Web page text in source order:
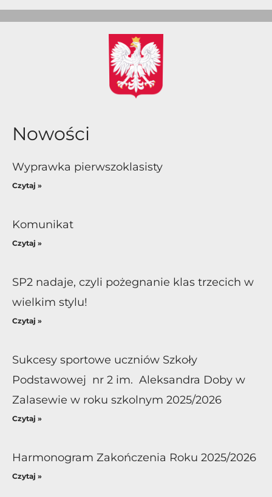
Nowości
Wyprawka pierwszoklasisty
Czytaj »
Komunikat
Czytaj »
SP2 nadaje, czyli pożegnanie klas trzecich w
wielkim stylu!
Czytaj »
Sukcesy sportowe uczniów Szkoły
Podstawowej nr 2 im. Aleksandra Doby w
Zalasewie w roku szkolnym 2025/2026
Czytaj »
Harmonogram Zakończenia Roku 2025/2026
Czytaj »